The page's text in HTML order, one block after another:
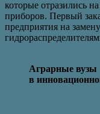
которые отразились
приборов. Первый
предприятия на
Аграрные вузы
в